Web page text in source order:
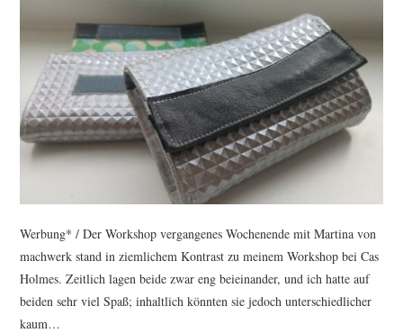
WORKSHOPS
PAPIERLIEBE AM
MONTAG
DATENSCHUTZ
Werbung* / Der Workshop vergangenes Wochenende mit Martina von
machwerk stand in ziemlichem Kontrast zu meinem Workshop bei Cas
Holmes. Zeitlich lagen beide zwar eng beieinander, und ich hatte auf
beiden sehr viel Spaß; inhaltlich könnten sie jedoch unterschiedlicher
kaum…